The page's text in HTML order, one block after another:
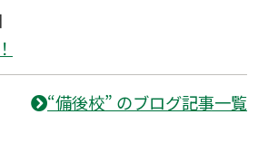
“備後校” のブログ記事一覧